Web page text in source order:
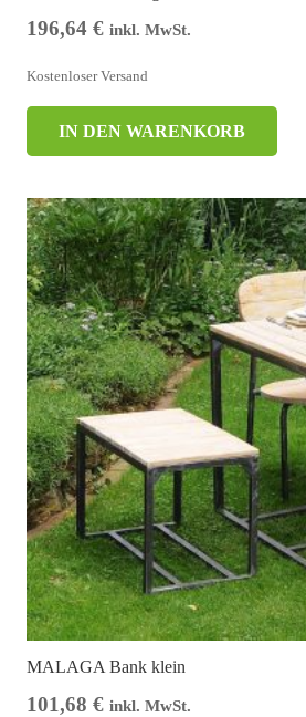
196,64 € inkl. MwSt.
Kostenloser Versand
IN DEN WARENKORB
MALAGA Bank klein
101,68 € inkl. MwSt.